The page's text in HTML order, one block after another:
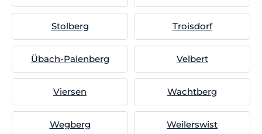
Stolberg Troisdorf
Übach-Palenberg Velbert
Viersen Wachtberg
Wegberg Weilerswist